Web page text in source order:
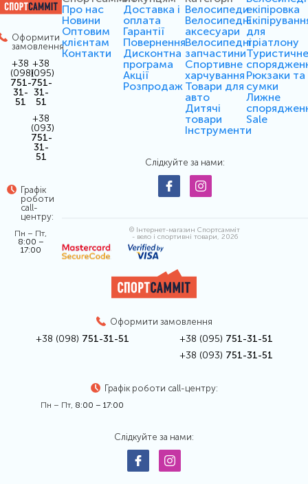
Оформити
замовлення
+38
(098)
751-
31-
51
+38
(095)
751-
31-
51
+38
(093)
751-
31-
51
Графік
роботи
call-
центру:
Пн – Пт,
8:00 –
17:00
Про нас
Новини
Оптовим
клієнтам
Контакти
Доставка і
оплата
Гарантії
Повернення
Дисконтна
програма
Акції
Розпродаж
Велосипеди
Велосипедні
аксесуари
Велосипедні
запчастини
Спортивне
харчування
Товари для
авто
Дитячі
товари
Інструменти
екіпіровка
для
тріатлону
Рюкзаки та
сумки
Лижне
Sale
Слідкуйте за нами:
© Інтернет-магазин Спортсамміт
- вело і спортивні товари, 2026
Оформити замовлення
+38 (098) 751-31-51 +38 (095) 751-31-51
+38 (093) 751-31-51
Графік роботи call-центру:
Пн – Пт, 8:00 – 17:00
Слідкуйте за нами: